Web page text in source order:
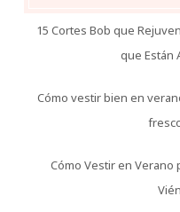
15 Cortes Bob que
que Están
Cómo vestir bien en
Cómo Vestir en Verano